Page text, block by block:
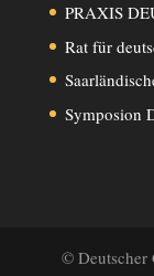
PRAXIS
Rat für
Symposion
© Deutscher